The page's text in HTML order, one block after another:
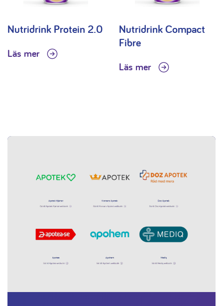
Nutridrink Protein 2.0
Läs mer
Nutridrink Compact
Fibre
Läs mer